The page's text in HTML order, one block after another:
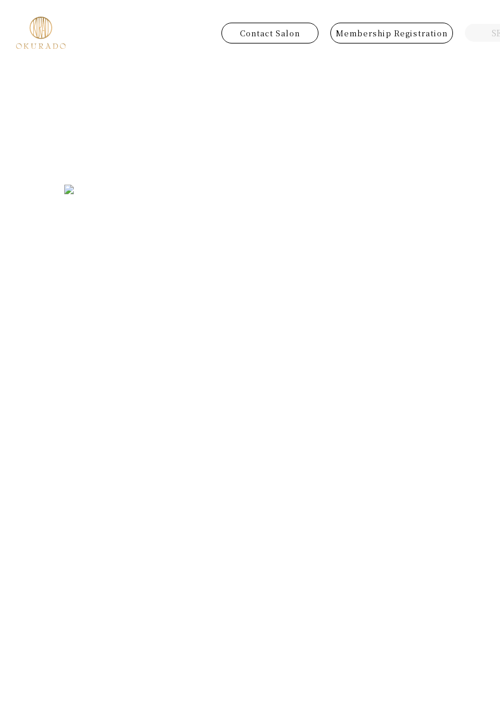
Contact Salon Membership Registration